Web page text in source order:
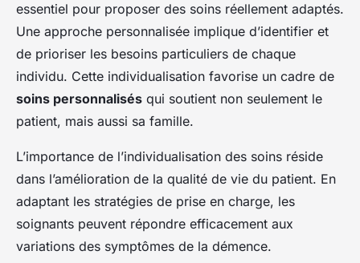
essentiel pour proposer des soins réellement adaptés.
Une approche personnalisée implique d’identifier et
de prioriser les besoins particuliers de chaque
individu. Cette individualisation favorise un cadre de
soins personnalisés qui soutient non seulement le
patient, mais aussi sa famille.
L’importance de l’individualisation des soins réside
dans l’amélioration de la qualité de vie du patient. En
adaptant les stratégies de prise en charge, les
soignants peuvent répondre efficacement aux
variations des symptômes de la démence.